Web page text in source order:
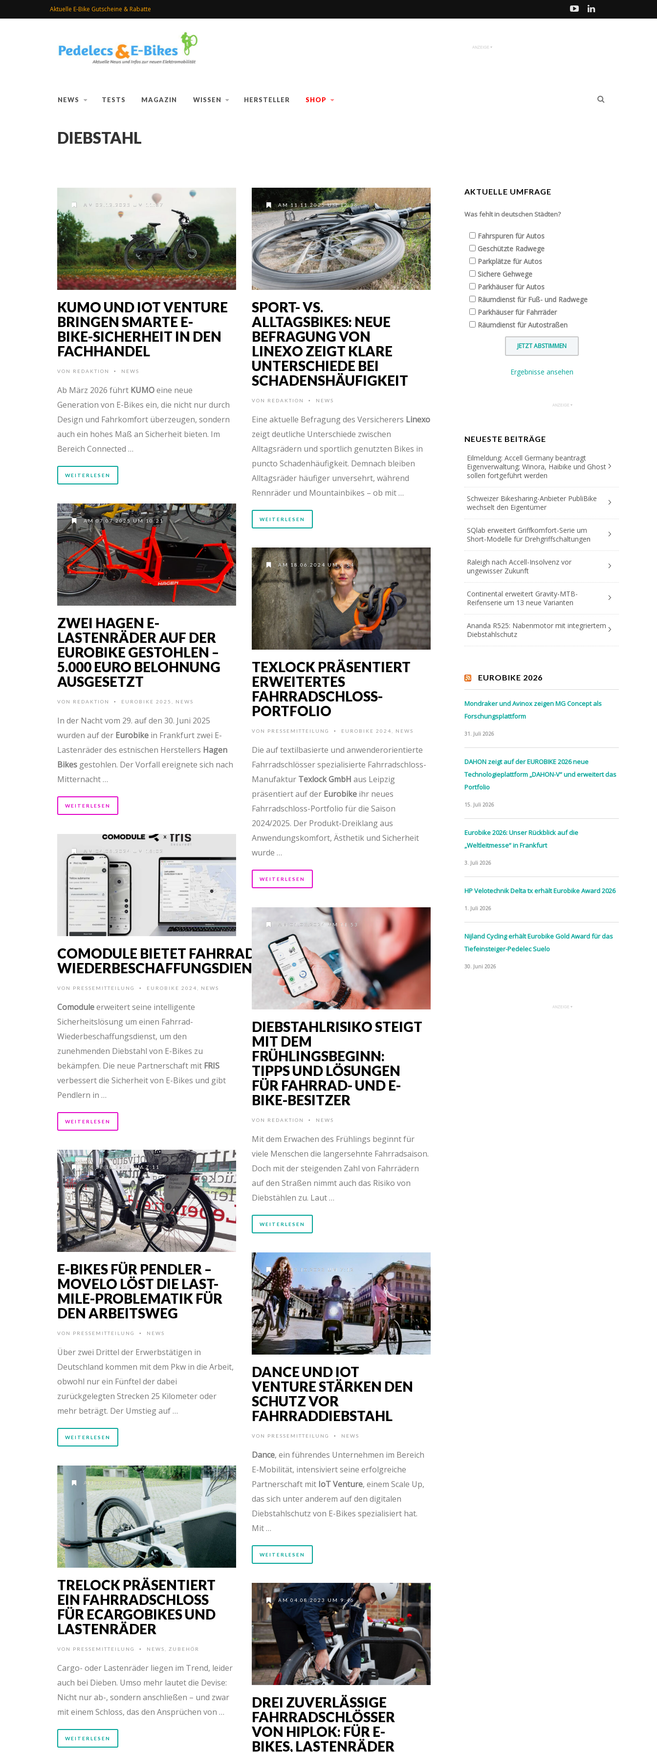
Aktuelle E-Bike Gutscheine & Rabatte
NEWS TESTS MAGAZIN WISSEN HERSTELLER SHOP
DIEBSTAHL
AM 02.12.2025 UM 11:37
KUMO UND IOT VENTURE
BRINGEN SMARTE E-
BIKE-SICHERHEIT IN DEN
FACHHANDEL
VON REDAKTION • NEWS
Ab März 2026 führt KUMOeine neue
Generation von E-Bikes ein, die nicht nur durch
Design und Fahrkomfort überzeugen, sondern
auch ein hohes Maß an Sicherheit bieten. Im
Bereich Connected …
WEITERLESEN
AM 11.11.2025 UM 12:36
SPORT- VS.
ALLTAGSBIKES: NEUE
BEFRAGUNG VON
LINEXO ZEIGT KLARE
UNTERSCHIEDE BEI
SCHADENSHÄUFIGKEIT
VON REDAKTION • NEWS
Eine aktuelle Befragung des Versicherers Linexo
zeigt deutliche Unterschiede zwischen
Alltagsrädern und sportlich genutzten Bikes in
puncto Schadenhäufigkeit. Demnach bleiben
Alltagsräder häufiger unversehrt, während
Rennräder und Mountainbikes – ob mit …
WEITERLESEN
AM 07.07.2025 UM 10:21
ZWEI HAGEN E-
LASTENRÄDER AUF DER
EUROBIKE GESTOHLEN –
5.000 EURO BELOHNUNG
AUSGESETZT
VON REDAKTION • EUROBIKE 2025 NEWS
In der Nacht vom 29. auf den 30. Juni 2025
wurden auf der Eurobike in Frankfurt zwei E-
Lastenräder des estnischen Herstellers Hagen
Bikes gestohlen. Der Vorfall ereignete sich nach
Mitternacht …
WEITERLESEN
AM 18.06.2024 UM 6:54
TEXLOCK PRÄSENTIERT
ERWEITERTES
FAHRRADSCHLOSS-
PORTFOLIO
VON PRESSEMITTEILUNG • EUROBIKE 2024 NEWS
Die auf textilbasierte und anwenderorientierte
Fahrradschlösser spezialisierte Fahrradschloss-
Manufaktur Texlock GmbH aus Leipzig
präsentiert auf der Eurobike ihr neues
Fahrradschloss-Portfolio für die Saison
2024/2025. Der Produkt-Dreiklang aus
Anwendungskomfort, Ästhetik und Sicherheit
wurde …
WEITERLESEN
AM 04.06.2024 UM 16:02
COMODULE BIETET FAHRRAD-
WIEDERBESCHAFFUNGSDIENST
VON PRESSEMITTEILUNG • EUROBIKE 2024 NEWS
Comoduleerweitert seine intelligente
Sicherheitslösung um einen Fahrrad-
Wiederbeschaffungsdienst, um den
zunehmenden Diebstahl von E-Bikes zu
bekämpfen. Die neue Partnerschaft mit FRIS
verbessert die Sicherheit von E-Bikes und gibt
Pendlern in …
WEITERLESEN
AM 01.05.2024 UM 11:53
DIEBSTAHLRISIKO STEIGT
MIT DEM
FRÜHLINGSBEGINN:
TIPPS UND LÖSUNGEN
FÜR FAHRRAD- UND E-
BIKE-BESITZER
VON REDAKTION • NEWS
Mit dem Erwachen des Frühlings beginnt für
viele Menschen die langersehnte Fahrradsaison.
Doch mit der steigenden Zahl von Fahrrädern
auf den Straßen nimmt auch das Risiko von
Diebstählen zu. Laut …
WEITERLESEN
AM 27.10.2023 UM 7:11
E-BIKES FÜR PENDLER –
MOVELO LÖST DIE LAST-
MILE-PROBLEMATIK FÜR
DEN ARBEITSWEG
VON PRESSEMITTEILUNG • NEWS
Über zwei Drittel der Erwerbstätigen in
Deutschland kommen mit dem Pkw in die Arbeit,
obwohl nur ein Fünftel der dabei
zurückgelegten Strecken 25 Kilometer oder
mehr beträgt. Der Umstieg auf …
WEITERLESEN
AM 13.10.2023 UM 7:12
DANCE UND IOT
VENTURE STÄRKEN DEN
SCHUTZ VOR
FAHRRADDIEBSTAHL
VON PRESSEMITTEILUNG • NEWS
Dance, ein führendes Unternehmen im Bereich
E-Mobilität, intensiviert seine erfolgreiche
Partnerschaft mit IoT Venture, einem Scale Up,
das sich unter anderem auf den digitalen
Diebstahlschutz von E-Bikes spezialisiert hat.
Mit …
WEITERLESEN
AM 07.08.2023 UM 10:37
TRELOCK PRÄSENTIERT
EIN FAHRRADSCHLOSS
FÜR ECARGOBIKES UND
LASTENRÄDER
VON PRESSEMITTEILUNG • NEWS ZUBEHÖR
Cargo- oder Lastenräder liegen im Trend, leider
auch bei Dieben. Umso mehr lautet die Devise:
Nicht nur ab-, sondern anschließen – und zwar
mit einem Schloss, das den Ansprüchen von …
WEITERLESEN
AM 04.08.2023 UM 9:46
DREI ZUVERLÄSSIGE
FAHRRADSCHLÖSSER
VON HIPLOK: FÜR E-
BIKES, LASTENRÄDER
AKTUELLE UMFRAGE
Was fehlt in deutschen Städten?
Fahrspuren für Autos
Geschützte Radwege
Parkplätze für Autos
Sichere Gehwege
Parkhäuser für Autos
Räumdienst für Fuß- und Radwege
Parkhäuser für Fahrräder
Räumdienst für Autostraßen
Ergebnisse ansehen
NEUESTE BEITRÄGE
Eilmeldung: Accell Germany beantragt
Eigenverwaltung; Winora, Haibike und Ghost
sollen fortgeführt werden
Schweizer Bikesharing-Anbieter PubliBike
wechselt den Eigentümer
SQlab erweitert Griffkomfort-Serie um
Short-Modelle für Drehgriffschaltungen
Raleigh nach Accell-Insolvenz vor
ungewisser Zukunft
Continental erweitert Gravity-MTB-
Reifenserie um 13 neue Varianten
Ananda R525: Nabenmotor mit integriertem
Diebstahlschutz
EUROBIKE 2026
Mondraker und Avinox zeigen MG Concept als
Forschungsplattform
31. Juli 2026
DAHON zeigt auf der EUROBIKE 2026 neue
Technologieplattform „DAHON-V“ und erweitert das
Portfolio
15. Juli 2026
Eurobike 2026: Unser Rückblick auf die
„Weltleitmesse“ in Frankfurt
3. Juli 2026
HP Velotechnik Delta tx erhält Eurobike Award 2026
1. Juli 2026
Nijland Cycling erhält Eurobike Gold Award für das
Tiefeinsteiger-Pedelec Suelo
30. Juni 2026